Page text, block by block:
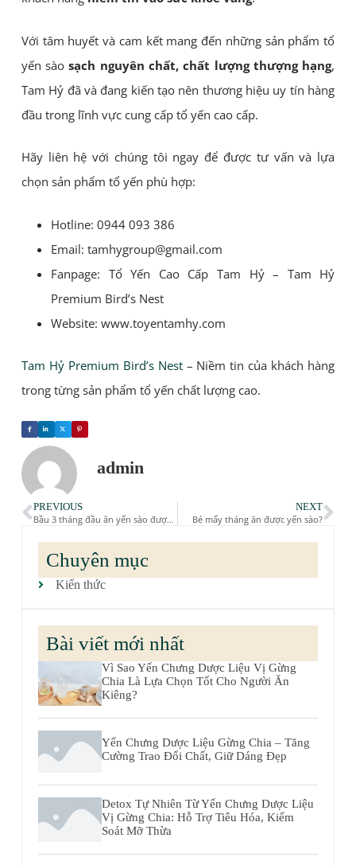
Với tâm huyết và cam kết mang đến những sản phẩm tổ
yến sàosạch nguyên chất, chất lượng thượng hạng,
Tam Hỷ đã và đang kiến tạo nên thương hiệu uy tín hàng
đầu trong lĩnh vực cung cấp tổ yến cao cấp.
Hãy liên hệ với chúng tôi ngay để được tư vấn và lựa
chọn sản phẩm tổ yến phù hợp:
Hotline: 0944 093 386
Email: tamhygroup@gmail.com
Fanpage: Tổ Yến Cao Cấp Tam Hỷ – Tam Hỷ
Premium Bird’s Nest
Website: www.toyentamhy.com
Tam Hỷ Premium Bird’s Nest– Niềm tin của khách hàng
trong từng sản phẩm tổ yến chất lượng cao.
admin
PREVIOUS
Bầu 3 tháng đầu ăn yến sào được không?
NEXT
Bé mấy tháng ăn được yến sào?
Chuyên mục
Kiến thức
Bài viết mới nhất
Vì Sao Yến Chưng Dược Liệu Vị Gừng
Chia Là Lựa Chọn Tốt Cho Người Ăn
Kiêng?
Yến Chưng Dược Liệu Gừng Chia – Tăng
Cường Trao Đổi Chất, Giữ Dáng Đẹp
Detox Tự Nhiên Từ Yến Chưng Dược Liệu
Vị Gừng Chia: Hỗ Trợ Tiêu Hóa, Kiểm
Soát Mỡ Thừa